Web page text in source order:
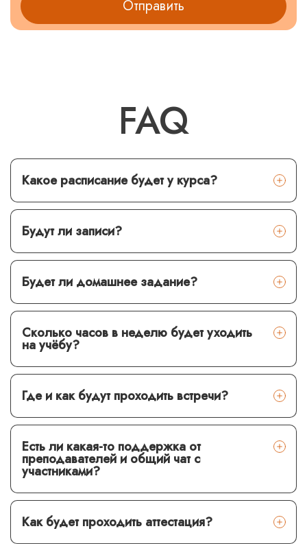
FAQ
Какое расписание будет у курса?
Будут ли записи?
Будет ли домашнее задание?
Сколько часов в неделю будет уходить
на учёбу?
Где и как будут проходить встречи?
Есть ли какая-то поддержка от
преподавателей и общий чат с
участниками?
Как будет проходить аттестация?